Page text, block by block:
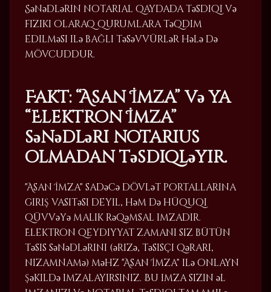
Sənədlərin notarial qaydada təsdiqi və
fiziki olaraq qurumlara təqdim
edilməsi ilə bağlı təsəvvürlər hələ də
mövcuddur.
Fakt: “Asan İmza” və ya
“Elektron İmza”
sənədləri notarius
olmadan təsdiqləyir.
"Asan İmza" sadəcə dövlət portallarına
giriş vasitəsi deyil, həm də hüquqi
qüvvəyə malik rəqəmsal imzadır.
Elektron qeydiyyat zamanı siz bütün
təsis sənədlərini (ərizə, təsisçi qərarı,
nizamnamə) məhz "Asan İmza" ilə onlayn
şəkildə imzalayırsınız. Bu imza sizin əl